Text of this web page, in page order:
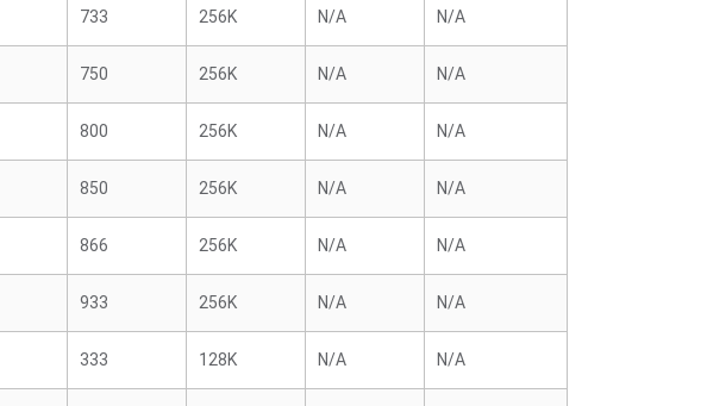
733 256K N/A N/A
750 256K N/A N/A
800 256K N/A N/A
850 256K N/A N/A
866 256K N/A N/A
933 256K N/A N/A
333 128K N/A N/A